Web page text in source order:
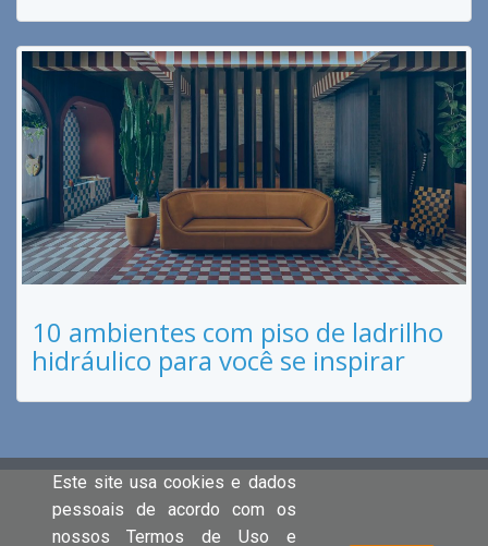
10 ambientes com piso de ladrilho
hidráulico para você se inspirar
Este site usa cookies e dados
pessoais de acordo com os
nossos Termos de Uso e